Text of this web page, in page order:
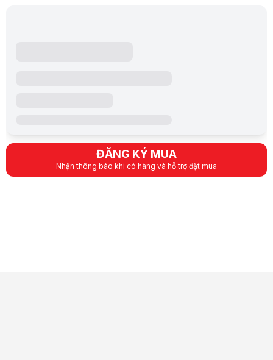
ĐĂNG KÝ MUA
Nhận thông báo khi có hàng và hỗ trợ đặt mua